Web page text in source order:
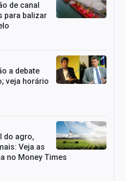
de canal
para balizar
a debate
veja horário
do agro,
Veja as
no Money Times